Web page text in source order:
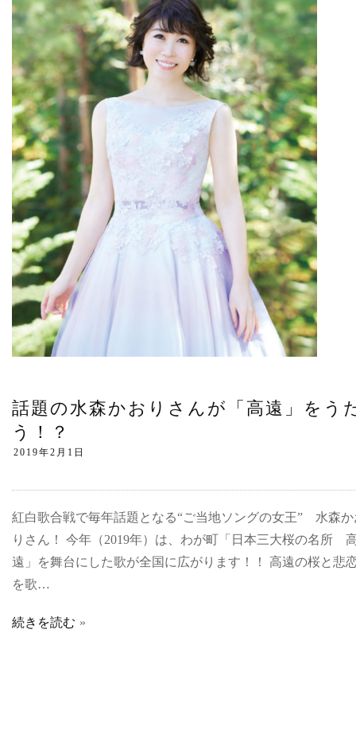
話題の水森かおりさんが「高遠」をう
う！？
紅白歌合戦で毎年話題となる“ご当地ソングの女王” 水森か
りさん！ 今年（2019年）は、わが町「日本三大桜の名所
遠」を舞台にした歌が全国に広がります！！ 高遠の桜と悲
を歌…
続きを読む